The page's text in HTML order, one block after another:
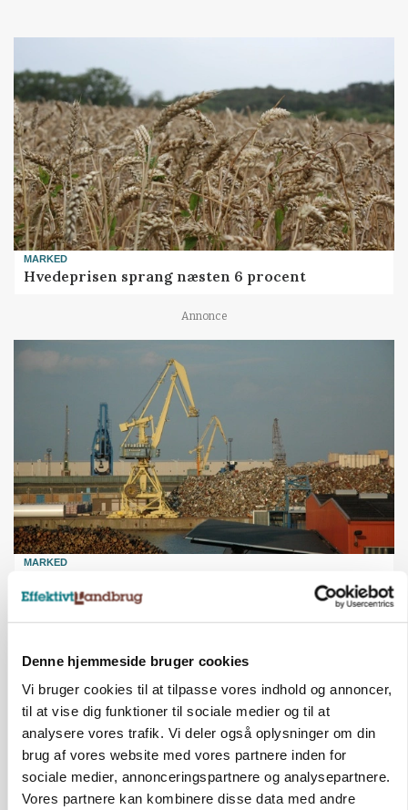
Denne hjemmeside bruger cookies
Vi bruger cookies til at tilpasse vores indhold og annoncer,
til at vise dig funktioner til sociale medier og til at
analysere vores trafik. Vi deler også oplysninger om din
brug af vores website med vores partnere inden for
sociale medier, annonceringspartnere og analysepartnere.
Vores partnere kan kombinere disse data med andre
MARKED
Hvedeprisen sprang næsten 6 procent
Annonce
MARKED
konkurrence
Fugleinfluenza: Udvikling vækker bekymring hos
europæiske husdyrbrugere
Annonce
Loading...